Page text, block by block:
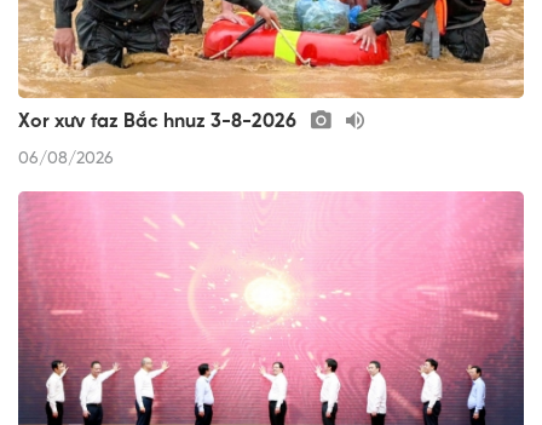
Xor xưv faz Bắc hnuz 3-8-2026
06/08/2026